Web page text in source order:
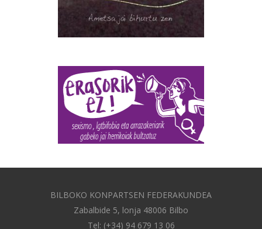
BILBOKO KONPARTSEN FEDERAKUNDEA
Zabalbide 5, lonja 48006 Bilbo
Tel: (+34) 94 679 13 06